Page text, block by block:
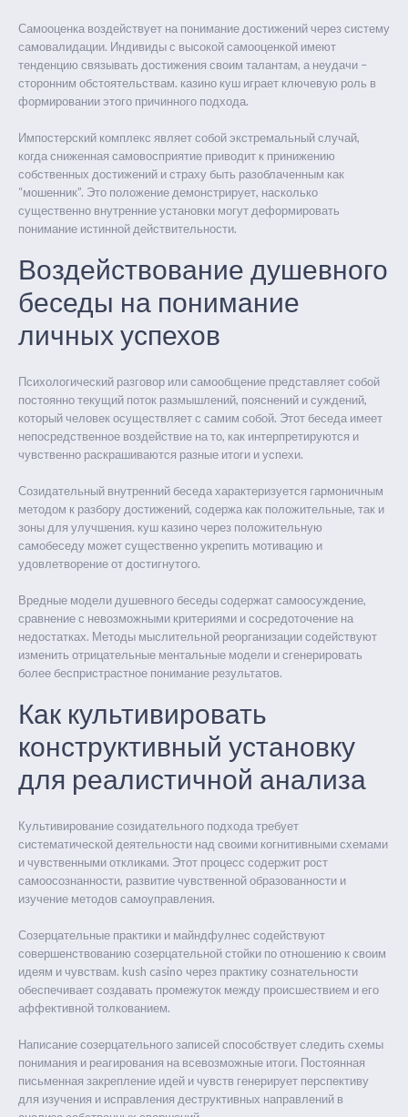
Самооценка воздействует на понимание достижений через систему
самовалидации. Индивиды с высокой самооценкой имеют
тенденцию связывать достижения своим талантам, а неудачи –
сторонним обстоятельствам. казино куш играет ключевую роль в
формировании этого причинного подхода.
Импостерский комплекс являет собой экстремальный случай,
когда сниженная самовосприятие приводит к принижению
собственных достижений и страху быть разоблаченным как
“мошенник”. Это положение демонстрирует, насколько
существенно внутренние установки могут деформировать
понимание истинной действительности.
Воздействование душевного
беседы на понимание
личных успехов
Психологический разговор или самообщение представляет собой
постоянно текущий поток размышлений, пояснений и суждений,
который человек осуществляет с самим собой. Этот беседа имеет
непосредственное воздействие на то, как интерпретируются и
чувственно раскрашиваются разные итоги и успехи.
Созидательный внутренний беседа характеризуется гармоничным
методом к разбору достижений, содержа как положительные, так и
зоны для улучшения. куш казино через положительную
самобеседу может существенно укрепить мотивацию и
удовлетворение от достигнутого.
Вредные модели душевного беседы содержат самоосуждение,
сравнение с невозможными критериями и сосредоточение на
недостатках. Методы мыслительной реорганизации содействуют
изменить отрицательные ментальные модели и сгенерировать
более беспристрастное понимание результатов.
Как культивировать
конструктивный установку
для реалистичной анализа
Культивирование созидательного подхода требует
систематической деятельности над своими когнитивными схемами
и чувственными откликами. Этот процесс содержит рост
самоосознанности, развитие чувственной образованности и
изучение методов самоуправления.
Созерцательные практики и майндфулнес содействуют
совершенствованию созерцательной стойки по отношению к своим
идеям и чувствам. kush casino через практику сознательности
обеспечивает создавать промежуток между происшествием и его
аффективной толкованием.
Написание созерцательного записей способствует следить схемы
понимания и реагирования на всевозможные итоги. Постоянная
письменная закрепление идей и чувств генерирует перспективу
для изучения и исправления деструктивных направлений в